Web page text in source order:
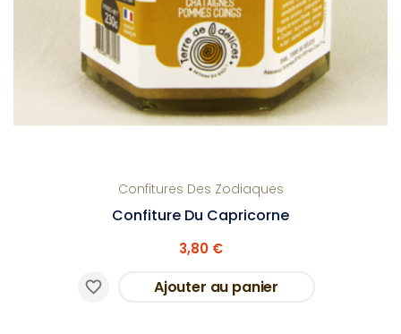
Confitures Des Zodiaques
Confiture Du Capricorne
3,80 €
Ajouter au panier